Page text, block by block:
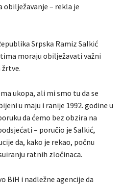
obilježavanje – rekla je
Srpska Ramiz Salkić
moraju obilježavati važni
žrtve.
ukopa, ali mi smo tu da se
u maju i ranije 1992. godine u
da ćemo bez obzira na
– poručio je Salkić,
da, kako je rekao, počnu
ratnih zločinaca.
BiH i nadležne agencije da